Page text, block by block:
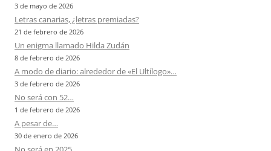
3 de mayo de 2026
Letras canarias, ¿letras premiadas?
21 de febrero de 2026
Un enigma llamado Hilda Zudán
8 de febrero de 2026
A modo de diario: alrededor de «El Ultílogo»…
3 de febrero de 2026
No será con 52…
1 de febrero de 2026
A pesar de…
30 de enero de 2026